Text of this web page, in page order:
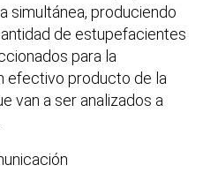
simultánea, produciendo
de estupefacientes
para la
efectivo producto de la
van a ser analizados a